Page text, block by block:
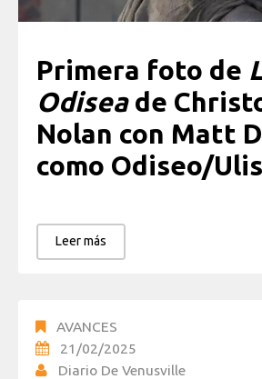
Primera foto de
Odiseade
Nolan con Matt
como Odiseo/
Leer más
AVANCES
21/02/2025
Diario De Venusville